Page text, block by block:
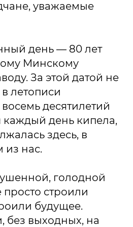
уважаемые
день — 80 лет
Минскому
За этой датой не
летописи
десятилетий
каждый день кипела,
здесь, в
из нас.
голодной
строили
будущее.
без выходных, на